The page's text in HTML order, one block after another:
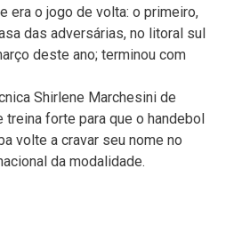
era o jogo de volta: o primeiro,
das adversárias, no litoral sul
deste ano; terminou com
Shirlene Marchesini de
treina forte para que o handebol
volte a cravar seu nome no
da modalidade.